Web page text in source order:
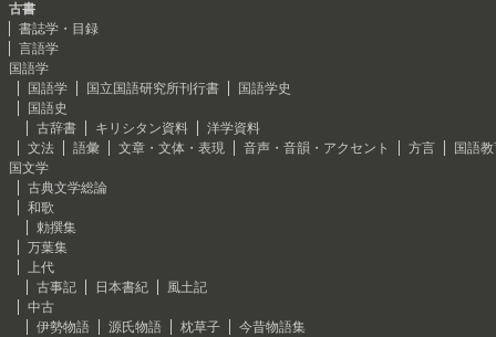
古書
書誌学・目録
言語学
国語学
国語学
国立国語研究所刊行書
国語学史
国語史
古辞書
キリシタン資料
洋学資料
文法
語彙 文章・文体・表現 音声・音韻・アクセント 方言
国語
国文学
古典文学総論
和歌
勅撰集
万葉集
上代
古事記
日本書紀
風土記
中古
伊勢物語
源氏物語 枕草子
今昔物語集